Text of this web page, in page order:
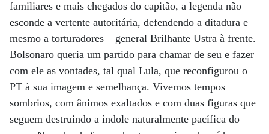
familiares e mais chegados do capitão, a legenda não
esconde a vertente autoritária, defendendo a ditadura e
mesmo a torturadores – general Brilhante Ustra à frente.
Bolsonaro queria um partido para chamar de seu e fazer
com ele as vontades, tal qual Lula, que reconfigurou o
PT à sua imagem e semelhança. Vivemos tempos
sombrios, com ânimos exaltados e com duas figuras que
seguem destruindo a índole naturalmente pacífica do